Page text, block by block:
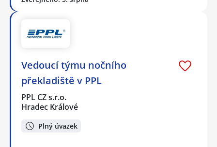
Vedoucí týmu nočního
překladiště v PPL
PPL CZ s.r.o.
Hradec Králové
Plný úvazek